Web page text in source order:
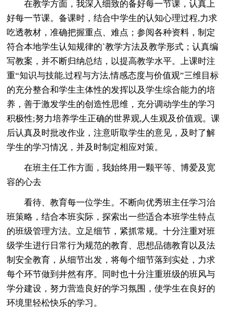
在教学方面，我深入细致的备好每一节课，认真上
好每一节课。备课时，结合中学生的认知心理过程,力求
吃透教材，准确把握重点、难点；参阅各种资料，制定
符合本地学生认知规律的`教学方法及教学形式；认真编
写教案，并不断归纳总结，以提高教学水平。上课时注
重“知识与技能,过程与方法,情感态度与价值观”三维目标
的充分整合和学生主体性的发挥以及学生综合能力的培
养，善于激发学生的创造性思维，充分调动学生的学习
积极性;努力培养学生正确的世界观,人生观及价值观。课
后认真及时批改作业，注意听取学生的意见，及时了解
学生的学习情况，并及时制定相应对策。
在班主任工作方面，我始终用一颗平等、博爱及宽
容的心去
看待、教育每一位学生。不断向优秀班主任学习治
班策略，结合本班实际，探索出一些适合本班学生特点
的班级管理方法。立足细节，紧抓常规。十分注重对班
级学生进行日常行为规范的教育、思想品德教育以及法
制安全教育，从细节出发，将每个细节落到实处，力求
每个环节做到井然有序。同时也十分注重班级的班风与
学分建设，努力营造良好的学习氛围，使学生在良好的
环境里轻松快乐的学习。